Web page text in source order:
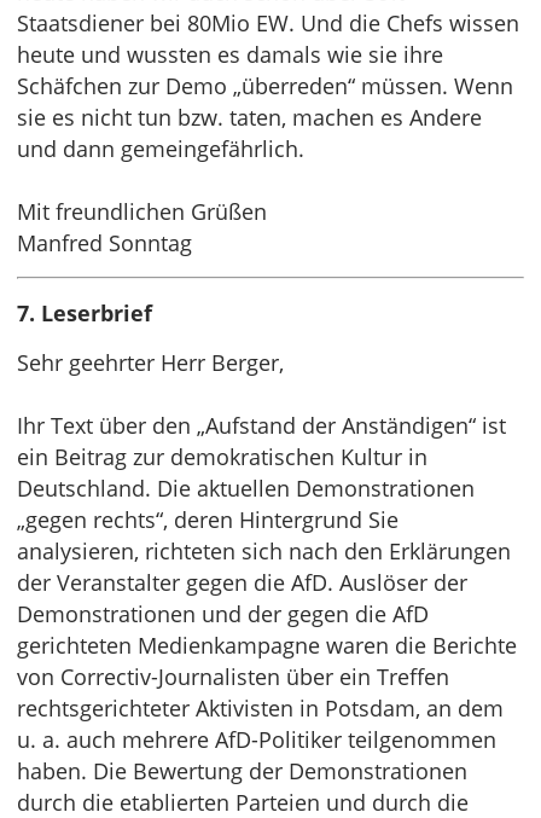
Staatsdiener bei 80Mio EW. Und die Chefs wissen
heute und wussten es damals wie sie ihre
Schäfchen zur Demo „überreden“ müssen. Wenn
sie es nicht tun bzw. taten, machen es Andere
und dann gemeingefährlich.
Mit freundlichen Grüßen
Manfred Sonntag
7. Leserbrief
Sehr geehrter Herr Berger,
Ihr Text über den „Aufstand der Anständigen“ ist
ein Beitrag zur demokratischen Kultur in
Deutschland. Die aktuellen Demonstrationen
„gegen rechts“, deren Hintergrund Sie
analysieren, richteten sich nach den Erklärungen
der Veranstalter gegen die AfD. Auslöser der
Demonstrationen und der gegen die AfD
gerichteten Medienkampagne waren die Berichte
von Correctiv-Journalisten über ein Treffen
rechtsgerichteter Aktivisten in Potsdam, an dem
u. a. auch mehrere AfD-Politiker teilgenommen
haben. Die Bewertung der Demonstrationen
durch die etablierten Parteien und durch die